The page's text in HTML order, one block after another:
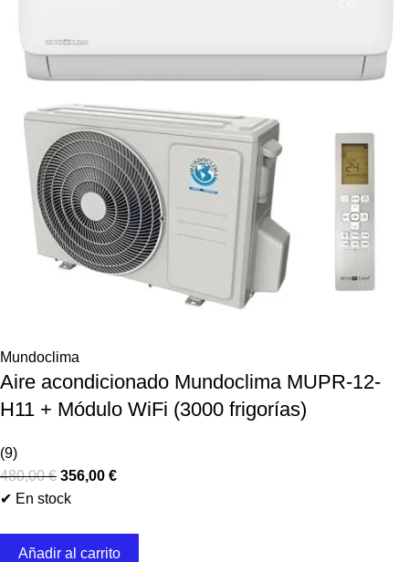
Mundoclima
Aire acondicionado Mundoclima MUPR-12-
H11 + Módulo WiFi (3000 frigorías)
(9)
480,00€ 356,00 €
✔ En stock
Añadir al carrito